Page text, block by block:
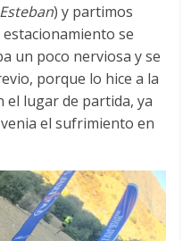
) y partimos
se
un poco nerviosa y se
porque lo hice a la
el lugar de partida, ya
el sufrimiento en